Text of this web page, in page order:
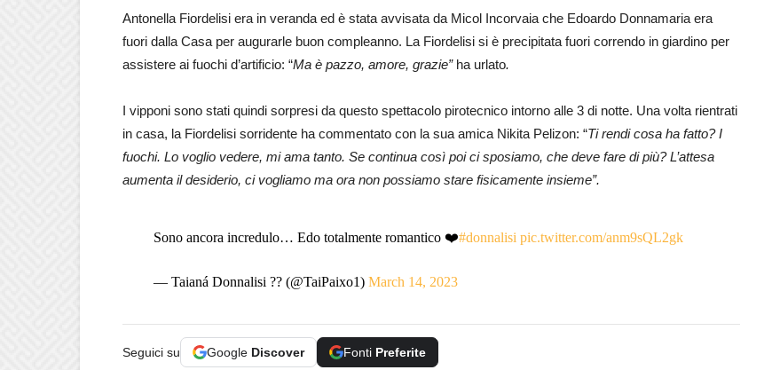
Antonella Fiordelisi era in veranda ed è stata avvisata da Micol Incorvaia che Edoardo Donnamaria era
fuori dalla Casa per augurarle buon compleanno. La Fiordelisi si è precipitata fuori correndo in giardino per
assistere ai fuochi d’artificio: “Ma è pazzo, amore, grazie” ha urlato.
I vipponi sono stati quindi sorpresi da questo spettacolo pirotecnico intorno alle 3 di notte. Una volta rientrati
in casa, la Fiordelisi sorridente ha commentato con la sua amica Nikita Pelizon: “Ti rendi cosa ha fatto? I
fuochi. Lo voglio vedere, mi ama tanto. Se continua così poi ci sposiamo, che deve fare di più? L’attesa
aumenta il desiderio, ci vogliamo ma ora non possiamo stare fisicamente insieme”.
Sono ancora incredulo… Edo totalmente romantico ❤️#donnalisi pic.twitter.com/anm9sQL2gk
— Taianá Donnalisi ?? (@TaiPaixo1) March 14, 2023
Seguici su Google Discover Fonti Preferite